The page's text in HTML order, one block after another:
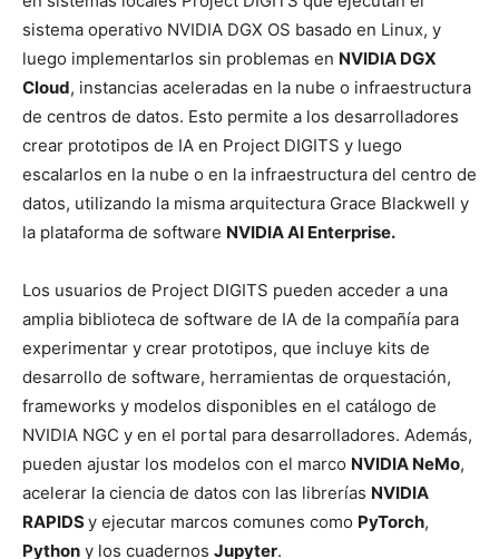
sistema operativo NVIDIA DGX OS basado en Linux, y
luego implementarlos sin problemas en NVIDIA DGX
Cloud, instancias aceleradas en la nube o infraestructura
de centros de datos. Esto permite a los desarrolladores
crear prototipos de IA en Project DIGITS y luego
escalarlos en la nube o en la infraestructura del centro de
datos, utilizando la misma arquitectura Grace Blackwell y
la plataforma de software NVIDIA AI Enterprise.
Los usuarios de Project DIGITS pueden acceder a una
amplia biblioteca de software de IA de la compañía para
experimentar y crear prototipos, que incluye kits de
desarrollo de software, herramientas de orquestación,
frameworks y modelos disponibles en el catálogo de
NVIDIA NGC y en el portal para desarrolladores. Además,
pueden ajustar los modelos con el marco NVIDIA NeMo,
acelerar la ciencia de datos con las librerías NVIDIA
RAPIDSy ejecutar marcos comunes como PyTorch,
Python y los cuadernos Jupyter.